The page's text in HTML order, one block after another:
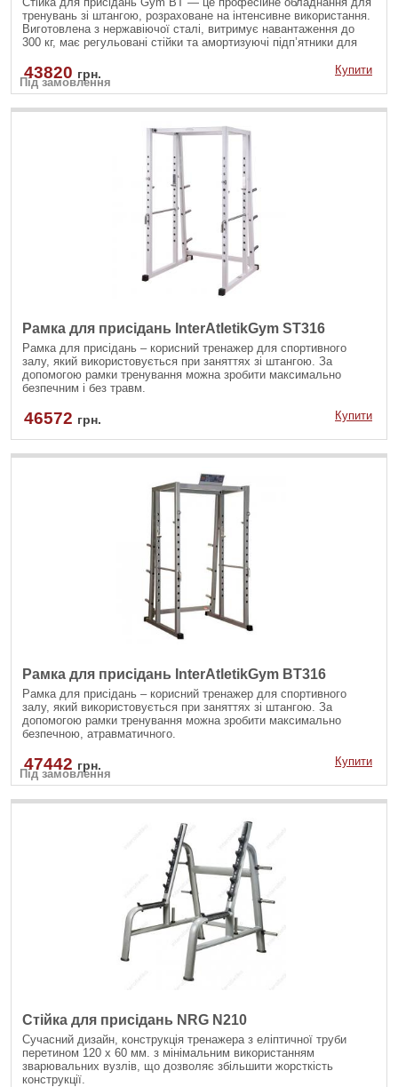
тренувань зі штангою, розраховане на інтенсивне використання.
Виготовлена з нержавіючої сталі, витримує навантаження до
300 кг, має регульовані стійки та амортизуючі підп’ятники для
Під замовлення
43820 грн. Купити
Рамка для присідань InterAtletikGym ST316
Рамка для присідань – корисний тренажер для спортивного
залу, який використовується при заняттях зі штангою. За
допомогою рамки тренування можна зробити максимально
безпечним і без травм.
46572 грн. Купити
Рамка для присідань InterAtletikGym BT316
Рамка для присідань – корисний тренажер для спортивного
залу, який використовується при заняттях зі штангою. За
допомогою рамки тренування можна зробити максимально
безпечною, атравматичного.
Під замовлення
47442 грн. Купити
Стійка для присідань NRG N210
Сучасний дизайн, конструкція тренажера з еліптичної труби
перетином 120 х 60 мм. з мінімальним використанням
зварювальних вузлів, що дозволяє збільшити жорсткість
конструкції.